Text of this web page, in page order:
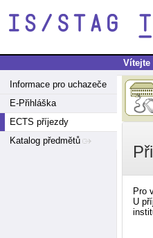
Vítejte
Informace pro uchazeče
E-Přihláška
ECTS příjezdy
Katalog předmětů
Pro
U